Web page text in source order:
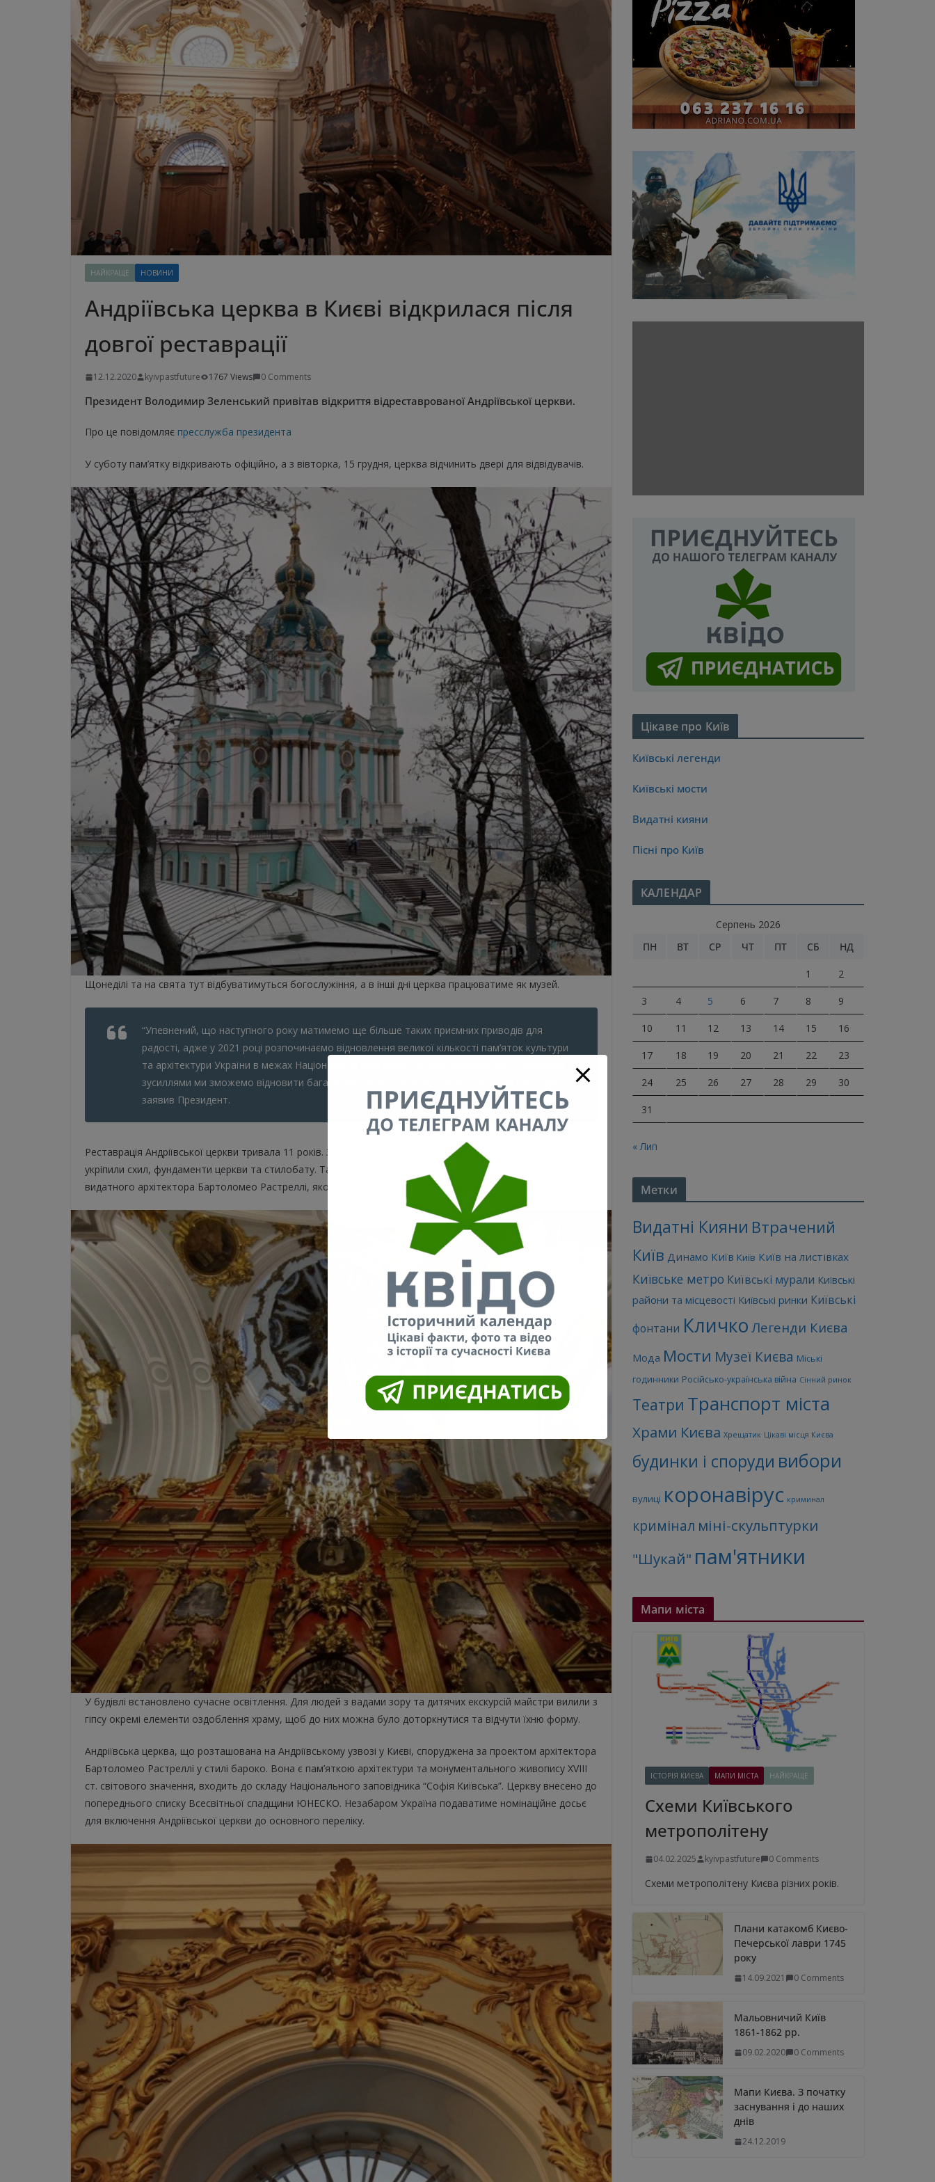
НАЙКРАЩЕ НОВИНИ
Андріївська церква в Києві відкрилася після
довгої реставрації
12.12.2020 kyivpastfuture 1767 Views 0 Comments
Президент Володимир Зеленський привітав відкриття відреставрованої Андріївської церкви.
Про це повідомляє пресслужба президента
У суботу пам’ятку відкривають офіційно, а з вівторка, 15 грудня, церква відчинить двері для відвідувачів.
Щонеділі та на свята тут відбуватимуться богослужіння, а в інші дні церква працюватиме як музей.
“Упевнений, що наступного року матимемо ще більше таких приємних приводів для
радості, адже у 2021 році розпочинаємо відновлення великої кількості пам’яток культури
та архітектури України в межах Національної програми “Велике будівництво”. Спільними
зусиллями ми зможемо відновити багато унікальних об’єктів і зберегти їх для нащадків”, –
заявив Президент.
Реставрація Андріївської церкви тривала 11 років. За цей час майстри відновили оригінальний колір стін,
укріпили схил, фундаменти церкви та стилобату. Також проведено реконструкцію іконостасу авторства
видатного архітектора Бартоломео Растреллі, якому повернуто автентичне розташування ікон.
У будівлі встановлено сучасне освітлення. Для людей з вадами зору та дитячих екскурсій майстри вилили з
гіпсу окремі елементи оздоблення храму, щоб до них можна було доторкнутися та відчути їхню форму.
Андріївська церква, що розташована на Андріївському узвозі у Києві, споруджена за проектом архітектора
Бартоломео Растреллі у стилі бароко. Вона є пам’яткою архітектури та монументального живопису XVIII
ст. світового значення, входить до складу Національного заповідника “Софія Київська”. Церкву внесено до
попереднього списку Всесвітньої спадщини ЮНЕСКО. Незабаром Україна подаватиме номінаційне досьє
для включення Андріївської церкви до основного переліку.
Цікаве про Київ
Київські легенди
Київські мости
Видатні кияни
Пісні про Київ
КАЛЕНДАР
Серпень 2026
ПН
ВТ СР ЧТ ПТ СБ НД
1 2
3 4 5 6 7 8 9
10 11 12 13 14 15 16
17 18 19 20 21 22 23
24 25 26 27 28 29 30
31
« Лип
Метки
Видатні Кияни Втрачений
Київ Динамо Київ Київ Київ на листівках
Київське метро Київські мурали Київські
райони та місцевості Київські ринки Київські
фонтани Кличко Легенди Києва
Мода Мости Музеї Києва Міські
годинники Російсько-українська війна Сінний ринок
Театри Транспорт міста
Храми Києва Хрещатик Цікаві місця Києва
будинки і споруди вибори
вулиці коронавірус криминал
кримінал міні-скульптурки
"Шукай" пам'ятники
Мапи міста
ІСТОРІЯ КИЄВА МАПИ МІСТА НАЙКРАЩЕ
Схеми Київського
метрополітену
04.02.2025 kyivpastfuture 0 Comments
Схеми метрополітену Києва різних років.
Плани катакомб Києво-
Печерської лаври 1745
року
14.09.2021 0 Comments
Мальовничий Київ
1861-1862 рр.
09.02.2020 0 Comments
Мапи Києва. З початку
заснування і до наших
днів
24.12.2019